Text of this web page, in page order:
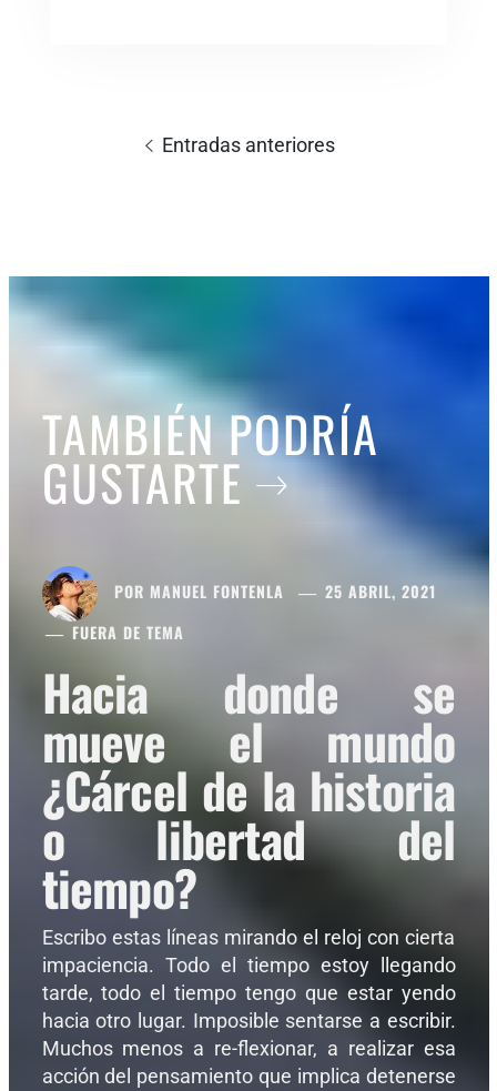
Entradas anteriores
TAMBIÉN PODRÍA
GUSTARTE
POR MANUEL FONTENLA
25 ABRIL, 2021
FUERA DE TEMA
Hacia donde se
mueve el mundo
¿Cárcel de la historia
o libertad del
tiempo?
Escribo estas líneas mirando el reloj con cierta
impaciencia. Todo el tiempo estoy llegando
tarde, todo el tiempo tengo que estar yendo
hacia otro lugar. Imposible sentarse a escribir.
Muchos menos a re-flexionar, a realizar esa
acción del pensamiento que implica detenerse